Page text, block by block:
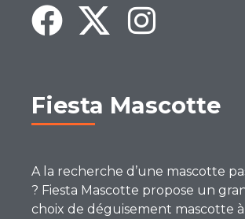
Fiesta Mascotte
A la recherche d’une mascotte
? Fiesta Mascotte propose un
choix de déguisement mascotte à